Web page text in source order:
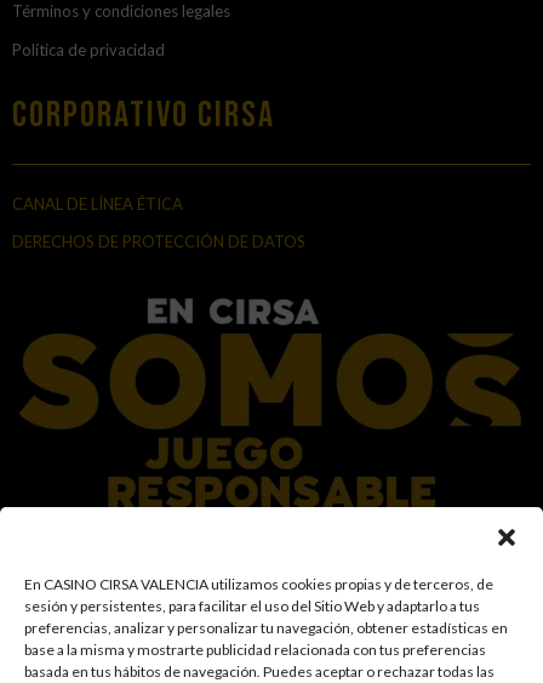
En CASINO CIRSA VALENCIA utilizamos cookies propias y de terceros, de
sesión y persistentes, para facilitar el uso del Sitio Web y adaptarlo a tus
preferencias, analizar y personalizar tu navegación, obtener estadísticas en
base a la misma y mostrarte publicidad relacionada con tus preferencias
basada en tus hábitos de navegación. Puedes aceptar o rechazar todas las
Términos y condiciones legales
Política de privacidad
Corporativo Cirsa
CANAL DE LÍNEA ÉTICA
DERECHOS DE PROTECCIÓN DE DATOS
En el Grupo CIRSA promovemos una actitud responsable hacia el juego,
garantizando un entorno seguro y transparente para nuestros clientes y
facilitamos medidas e información para que el juego sea siempre diversión y
entretenimiento, sin utilizarse como vía para afrontar problemas económicos
o emocionales. El acceso está prohibido a menores de 18 años y a las